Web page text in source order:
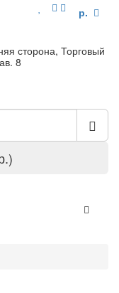
р.
сторона, Торговый
8